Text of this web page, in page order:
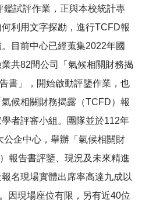
鑑試評作業，正與本校統計專
利用文字探勘，進行TCFD報
目前中心已經蒐集2022年國
共82間公司「氣候相關財務揭
書」，開始啟動評鑒作業，也
候相關財務揭露（TCFD）報
者評審小組。團隊並於112年
公企中心，舉辦「氣候相關財
報告書評鑒、現況及未來精進
名現場實體出席率高達九成以
因現場座位有限，另有近40位